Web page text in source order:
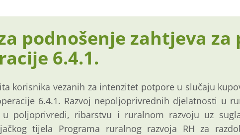
podnošenje zahtjeva za
6.4.1.
korisnika vezanih za intenzitet potpore u slučaju
6.4.1. Razvoj nepoljoprivrednih djelatnosti u
u poljoprivredi, ribarstvu i ruralnom razvoju uz
tijela Programa ruralnog razvoja RH za